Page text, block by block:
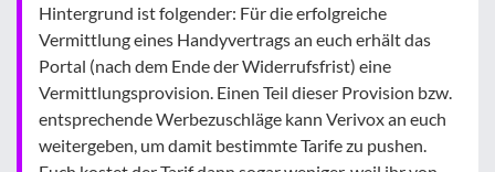
Hintergrund ist folgender: Für die erfolgreiche
Vermittlung eines Handyvertrags an euch erhält das
Portal (nach dem Ende der Widerrufsfrist) eine
Vermittlungsprovision. Einen Teil dieser Provision bzw.
entsprechende Werbezuschläge kann Verivox an euch
weitergeben, um damit bestimmte Tarife zu pushen.